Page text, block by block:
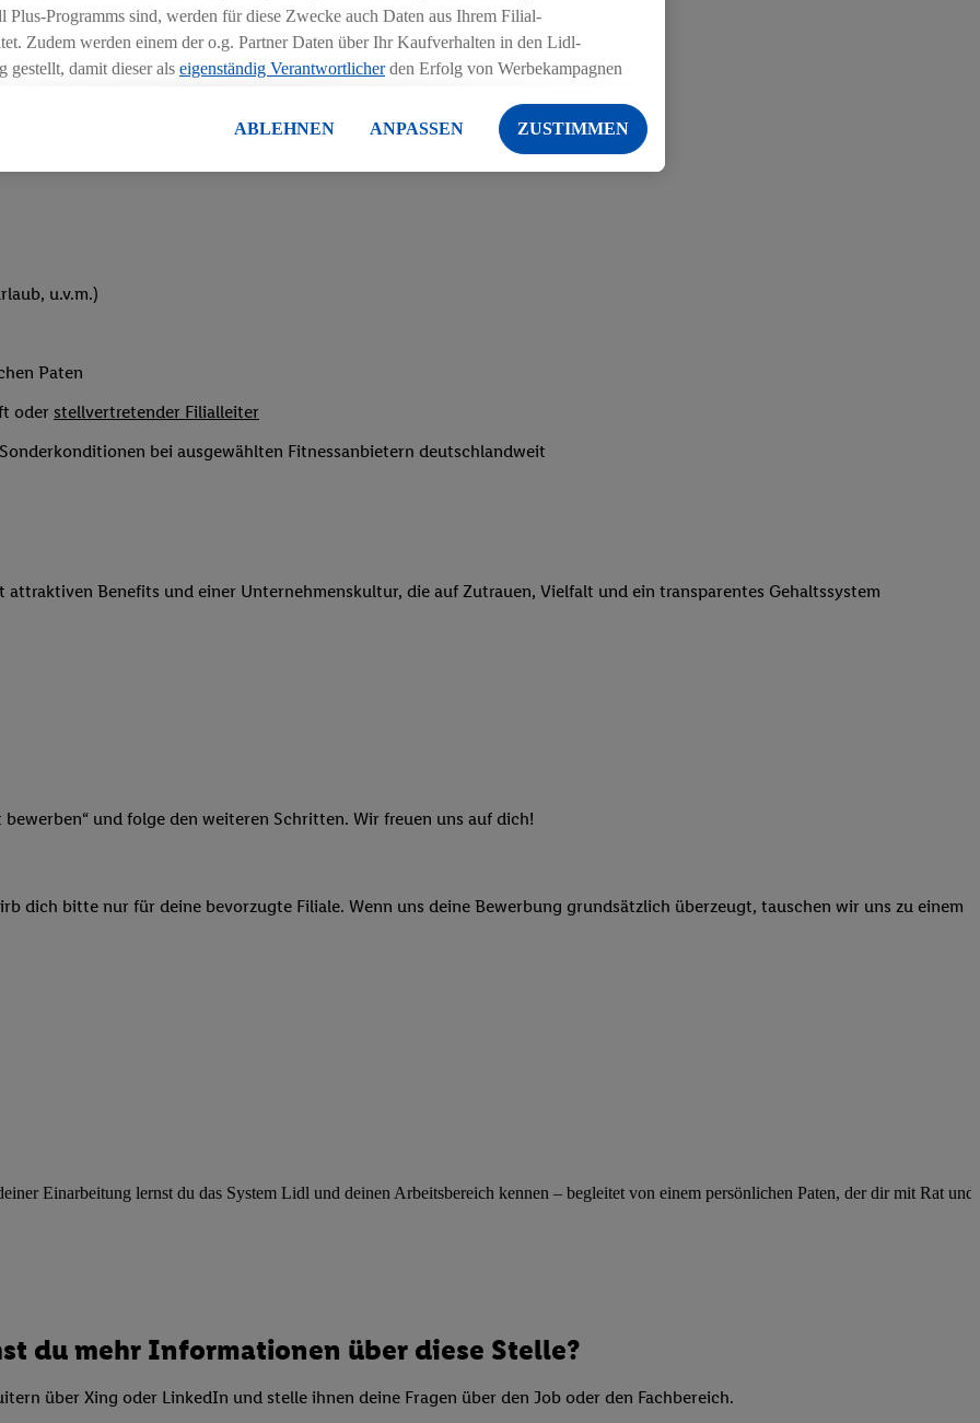
u.v.m.)
Paten
oder stellvertretender Filialleiter
bei ausgewählten Fitnessanbietern deutschlandweit
Benefits und einer Unternehmenskultur, die auf Zutrauen, Vielfalt und ein transparentes Gehaltssystem
und folge den weiteren Schritten. Wir freuen uns auf dich!
dich bitte nur für deine bevorzugte Filiale. Wenn uns deine Bewerbung grundsätzlich überzeugt, tauschen wir uns zu einem
Einarbeitung lernst du das System Lidl und deinen Arbeitsbereich kennen – begleitet von einem persönlichen Paten, der dir mit Rat und
du mehr Informationen über diese Stelle?
über Xing oder LinkedIn und stelle ihnen deine Fragen über den Job oder den Fachbereich.
Plus-Programms sind, werden für diese Zwecke auch Daten aus Ihrem Filial-
Zudem werden einem der o.g. Partner Daten über Ihr Kaufverhalten in den Lidl-
gestellt, damit dieser als eigenständig Verantwortlicherden Erfolg von Werbekampagnen
Werbung basiert auf der Generierung von auch mit Daten von anderen Diensten
Dies umfasst die Zusammenführung von Daten (z.B. über Ihre Nutzung der Lidl-Dienste,
Lidl-Diensten, Informationen aus Ihrem Kundenkonto - z.B. Alter oder Geschlecht -
dem Zugriff auf Informationen auf Ihren Endgeräten zur Erstellung von Zielgruppen
Im Zusammenhang mit dem Ausspielen dieser Werbung erfolgen Verarbeitungen auch
und Optimierung dieser Werbeausspielungen.
mit einem der oben genannten Partner verwendet werden, um daraus eine
zu erstellen (die sogenannte EUID), die wir sodann ähnlich wie die sogleich
auszuspielen. Hierzu wird von uns und einem der anderen oben genannten Partner
Referenz, wie z.B. Ihrer Mobilfunknummer, eine Kennung für Utiq erstellt. Wir
speziell zur Nutzung der Utiq-Technologie - zusätzlich zur weiter unten erläuterten
können Sie nur den Einsatz notwendiger Techniken zulassen. Durch einen
mit Wirkung für die Zukunft zu widerrufen, finden Sie in unseren
Inhalten, Abgleichung und Kombination von Daten aus unterschiedlichen Quellen,
Statistiken oder Kombinationen von Daten aus verschiedenen Quellen. Verwendung
ABLEHNEN ANPASSEN ZUSTIMMEN